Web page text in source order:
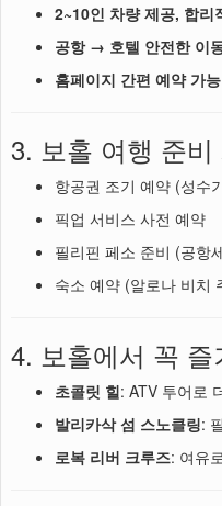
2~10인 차량 제공, 합
공항 → 호텔 안전한 이
홈페이지 간편 예약 가능
3. 보홀 여행 준
항공권 조기 예약 (성수
픽업 서비스 사전 예약
필리핀 페소 준비 (공항
숙소 예약 (알로나 비치
4. 보홀에서 꼭
초콜릿 힐: ATV 투어로
발리카삭 섬 스노클링:
로복 리버 크루즈: 여유